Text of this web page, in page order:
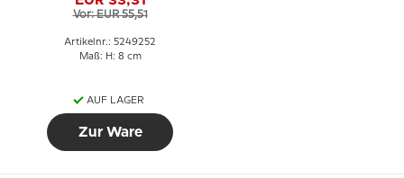
252
Vor: EUR 55,51
Artikelnr.: 5249252
Maß: H: 8 cm
AUF LAGER
Zur Ware